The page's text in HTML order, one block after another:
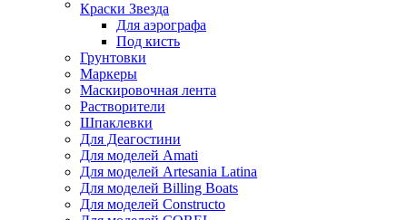
Краски Звезда
Для аэрографа
Под кисть
Грунтовки
Маркеры
Маскировочная лента
Растворители
Шпаклевки
Для Деагостини
Для моделей Amati
Для моделей Artesania Latina
Для моделей Billing Boats
Для моделей Constructo